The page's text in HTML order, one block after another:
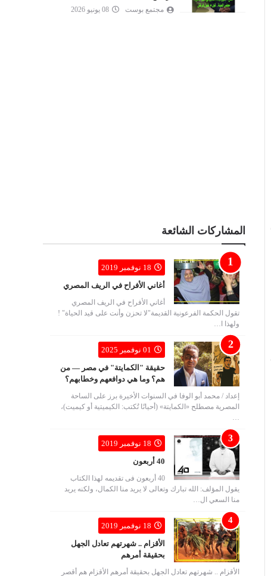
مجتمع بوست 08 يونيو 2026
المشاركات الشائعة
18 نوفمبر 2019
أغاني الأفراح في الريف المصري
أغاني الأفراح في الريف المصري
تقول الحكمة الفرعونية القديمة"لا تحزن وأنت على قيد الحياة" !
ولهذا ا…
01 نوفمبر 2025
حقيقة "الكمايتة" في مصر — من
هم؟ وما هي دوافعهم وخطابهم؟
إعداد / محمد أبو الوفا في السنوات الأخيرة برز على الساحة
المصرية مصطلح «الكمايتة» (أحيانًا تُكتب: الكيميتية أو كيميت)،
18 نوفمبر 2019
40 أربعون
40 أربعون فى تقديمه لهذا الكتاب
يقول المؤلف: الله تبارك وتعالى لا يريد منا الكمال، ولكنه يريد
منا السعي ال…
18 نوفمبر 2019
الأقزام .. شهرتهم تعادل الجهل
بحقيقة أمرهم
الأقزام .. شهرتهم تعادل الجهل بحقيقة أمرهم الأقزام هم أقصر